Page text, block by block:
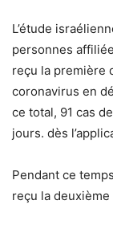
L’étude
personnes
reçu la première
coronavirus en
ce total, 91 cas
jours. dès
Pendant ce
reçu la